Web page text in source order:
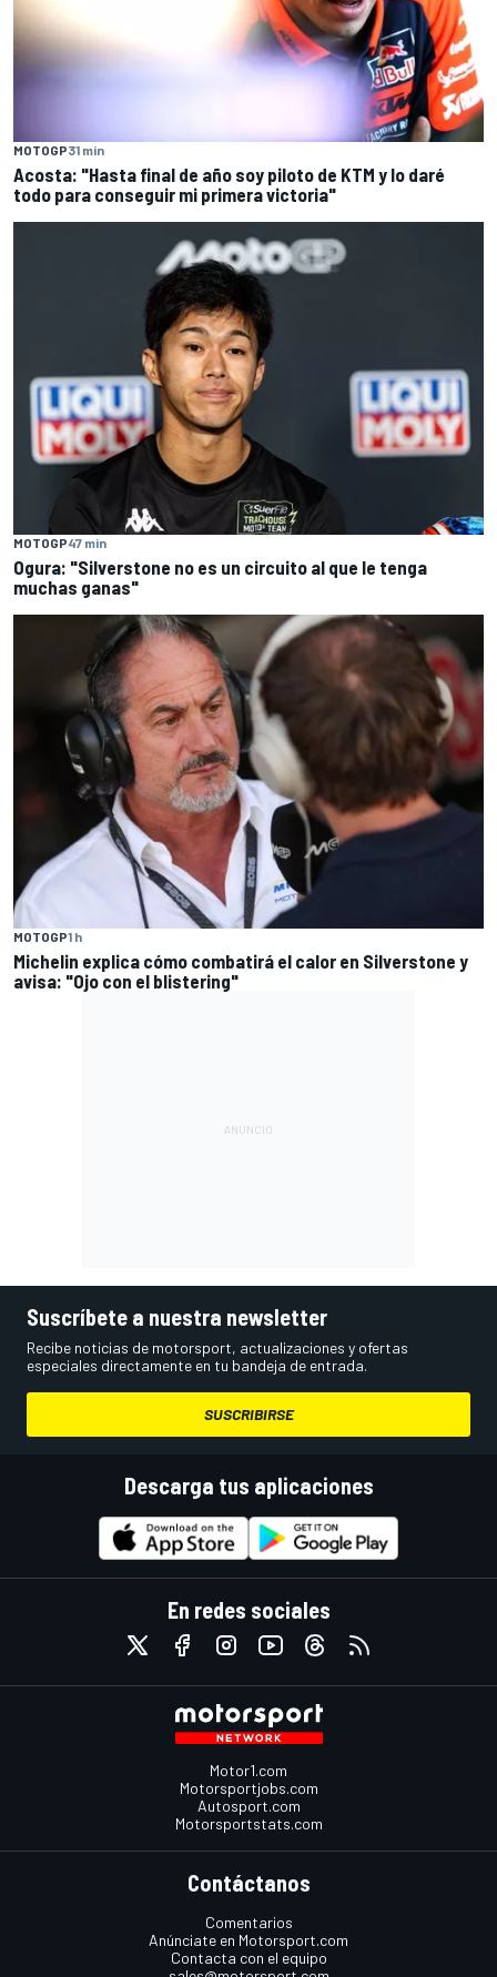
MOTOGP31 min
Acosta: "Hasta final de año soy piloto de KTM y lo daré
todo para conseguir mi primera victoria"
MOTOGP47 min
Ogura: "Silverstone no es un circuito al que le tenga
muchas ganas"
MOTOGP1 h
Michelin explica cómo combatirá el calor en Silverstone y
avisa: "Ojo con el blistering"
Suscríbete a nuestra newsletter
Recibe noticias de motorsport, actualizaciones y ofertas
especiales directamente en tu bandeja de entrada.
SUSCRIBIRSE
Descarga tus aplicaciones
En redes sociales
Motor1.com
Motorsportjobs.com
Autosport.com
Motorsportstats.com
Contáctanos
Comentarios
Anúnciate en Motorsport.com
Contacta con el equipo